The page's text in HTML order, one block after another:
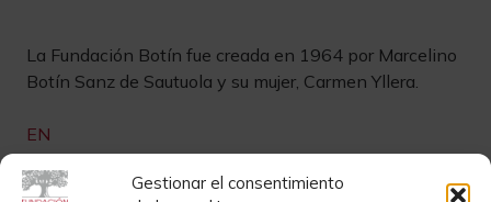
Gestionar el consentimiento
La Fundación Botín fue creada en 1964 por Marcelino
Botín Sanz de Sautuola y su mujer, Carmen Yllera.
EN
Links de interés